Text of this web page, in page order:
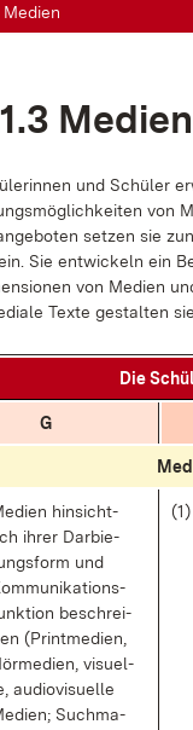
Medien
Me­di­en
und Schü­ler
von
set­zen sie
Sie ent­wi­ckeln ein
von Me­di­en
Tex­te ge­stal­ten
Die
G
hin­sicht­
ih­rer Dar­bie­
und
be­schrei­
(Print­me­di­en,
vi­su­el­
au­dio­vi­su­el­le
Such­ma­
(1)